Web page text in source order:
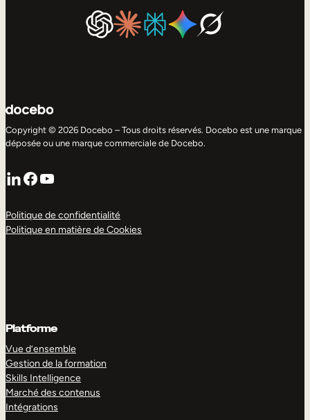
Copyright © 2026 Docebo – Tous droits réservés. Docebo est une marque
déposée ou une marque commerciale de Docebo.
LinkedIn
Facebook
YouTube
Politique de confidentialité
Politique en matière de Cookies
Platforme
Vue d’ensemble
Gestion de la formation
Skills Intelligence
Marché des contenus
Intégrations